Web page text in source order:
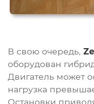
В свою очередь,
оборудован
Двигатель может
нагрузка
Остановки